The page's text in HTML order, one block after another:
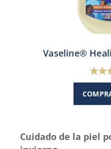
Vaseline®
5.0
de
Cuidado de la piel